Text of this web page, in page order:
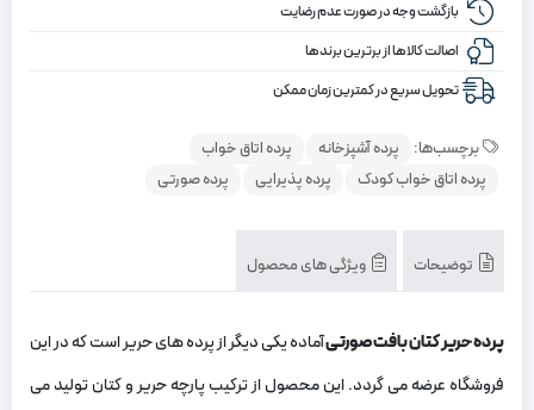
بازگشت وجه در صورت عدم رضایت
اصالت کالاها از برترین برندها
تحویل سریع در کمترین زمان ممکن
برچسب‌ها: پرده آشپزخانه
پرده اتاق خواب
پرده اتاق خواب کودک
پرده پذیرایی پرده صورتی
توضیحات ویژگی های محصول
پرده حریر کتان بافت صورتیآماده یکی دیگر از پرده های حریر است که در این
فروشگاه عرضه می گردد. این محصول از ترکیب پارچه حریر و کتان تولید می